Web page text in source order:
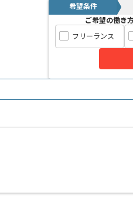
希望条件
ご希望の働き
フリーランス